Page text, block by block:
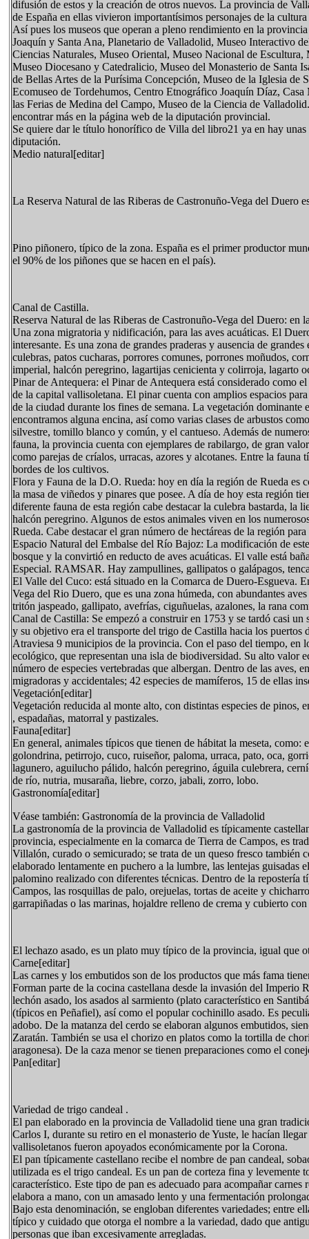
difusión de estos y la creación de otros nuevos. La provincia de
de España en ellas vivieron importantísimos personajes de la
Así pues los museos que operan a pleno rendimiento en la
Joaquín y Santa Ana, Planetario de Valladolid, Museo Interactivo
Ciencias Naturales, Museo Oriental, Museo Nacional de
Museo Diocesano y Catedralicio, Museo del Monasterio de Santa
de Bellas Artes de la Purísima Concepción, Museo de la Iglesia
Ecomuseo de Tordehumos, Centro Etnográfico Joaquín Díaz,
las Ferias de Medina del Campo, Museo de la Ciencia de
encontrar más en la página web de la diputación provincial.
Se quiere dar le título honorífico de Villa del libro21 ya en hay
diputación.
Medio natural[editar]
La Reserva Natural de las Riberas de Castronuño-Vega del Duero
Pino piñonero, típico de la zona. España es el primer productor
el 90% de los piñones que se hacen en el país).
Canal de Castilla.
Reserva Natural de las Riberas de Castronuño-Vega del Duero: en
Una zona migratoria y nidificación, para las aves acuáticas. El
interesante. Es una zona de grandes praderas y ausencia de
culebras, patos cucharas, porrores comunes, porrones moñudos,
imperial, halcón peregrino, lagartijas cenicienta y colirroja, lagarto
Pinar de Antequera: el Pinar de Antequera está considerado como
de la capital vallisoletana. El pinar cuenta con amplios espacios
de la ciudad durante los fines de semana. La vegetación
encontramos alguna encina, así como varias clases de arbustos
silvestre, tomillo blanco y común, y el cantueso. Además de
fauna, la provincia cuenta con ejemplares de rabilargo, de gran
como parejas de críalos, urracas, azores y alcotanes. Entre la
bordes de los cultivos.
Flora y Fauna de la D.O. Rueda: hoy en día la región de Rueda es
la masa de viñedos y pinares que posee. A día de hoy esta región
diferente fauna de esta región cabe destacar la culebra bastarda,
halcón peregrino. Algunos de estos animales viven en los
Rueda. Cabe destacar el gran número de hectáreas de la región
Espacio Natural del Embalse del Río Bajoz: La modificación de
bosque y la convirtió en reducto de aves acuáticas. El valle está
Especial. RAMSAR. Hay zampullines, gallipatos o galápagos,
El Valle del Cuco: está situado en la Comarca de Duero-Esgueva.
Vega del Rio Duero, que es una zona húmeda, con abundantes
tritón jaspeado, gallipato, avefrías, ciguñuelas, azalones, la rana
Canal de Castilla: Se empezó a construir en 1753 y se tardó casi
y su objetivo era el transporte del trigo de Castilla hacia los
Atraviesa 9 municipios de la provincia. Con el paso del tiempo, en
ecológico, que representan una isla de biodiversidad. Su alto valor
número de especies vertebradas que albergan. Dentro de las aves,
migradoras y accidentales; 42 especies de mamíferos, 15 de ellas
Vegetación[editar]
Vegetación reducida al monte alto, con distintas especies de pinos,
, espadañas, matorral y pastizales.
Fauna[editar]
En general, animales típicos que tienen de hábitat la meseta,
golondrina, petirrojo, cuco, ruiseñor, paloma, urraca, pato, oca,
lagunero, aguilucho pálido, halcón peregrino, águila culebrera,
de río, nutria, musaraña, liebre, corzo, jabali, zorro, lobo.
Gastronomía[editar]
Véase también: Gastronomía de la provincia de Valladolid
La gastronomía de la provincia de Valladolid es típicamente
provincia, especialmente en la comarca de Tierra de Campos, es
Villalón, curado o semicurado; se trata de un queso fresco
elaborado lentamente en puchero a la lumbre, las lentejas
palomino realizado con diferentes técnicas. Dentro de la
Campos, las rosquillas de palo, orejuelas, tortas de aceite y
garrapiñadas o las marinas, hojaldre relleno de crema y cubierto con
El lechazo asado, es un plato muy típico de la provincia, igual que
Carne[editar]
Las carnes y los embutidos son de los productos que más fama
Forman parte de la cocina castellana desde la invasión del Imperio
lechón asado, los asados al sarmiento (plato característico en
(típicos en Peñafiel), así como el popular cochinillo asado. Es
adobo. De la matanza del cerdo se elaboran algunos embutidos,
Zaratán. También se usa el chorizo en platos como la tortilla de
aragonesa). De la caza menor se tienen preparaciones como el
Pan[editar]
Variedad de trigo candeal .
El pan elaborado en la provincia de Valladolid tiene una gran
Carlos I, durante su retiro en el monasterio de Yuste, le hacían
vallisoletanos fueron apoyados económicamente por la Corona.
El pan típicamente castellano recibe el nombre de pan candeal,
utilizada es el trigo candeal. Es un pan de corteza fina y
característico. Este tipo de pan es adecuado para acompañar
elabora a mano, con un amasado lento y una fermentación
Bajo esta denominación, se engloban diferentes variedades; entre
típico y cuidado que otorga el nombre a la variedad, dado que
personas que iban excesivamente arregladas.